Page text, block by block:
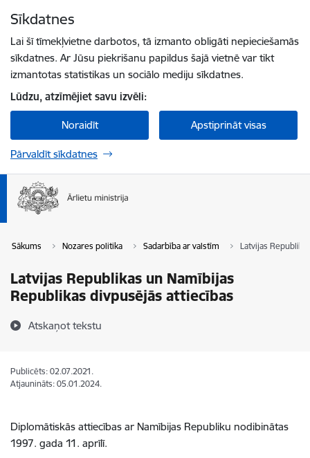
Sīkdatnes
Lai šī tīmekļvietne darbotos, tā izmanto obligāti nepieciešamās
sīkdatnes. Ar Jūsu piekrišanu papildus šajā vietnē var tikt
izmantotas statistikas un sociālo mediju sīkdatnes.
Lūdzu, atzīmējiet savu izvēli:
Noraidīt Apstiprināt visas
Pārvaldīt sīkdatnes
Sākums Nozares politika Sadarbība ar valstīm Latvijas
Latvijas Republikas un Namībijas
Republikas divpusējās attiecības
Atskaņot tekstu
Publicēts: 02.07.2021.
Atjaunināts: 05.01.2024.
Diplomātiskās attiecības ar Namībijas Republiku nodibinātas
1997. gada 11. aprīlī.